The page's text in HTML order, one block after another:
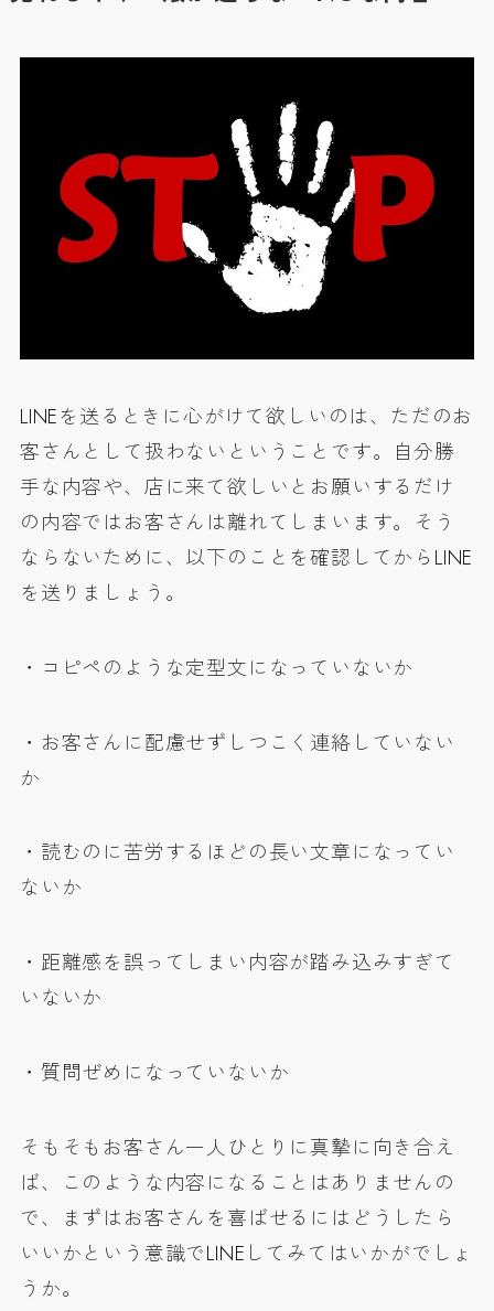
LINEを送るときに心がけて欲しいのは、ただのお
客さんとして扱わないということです。自分勝
手な内容や、店に来て欲しいとお願いするだけ
の内容ではお客さんは離れてしまいます。そう
ならないために、以下のことを確認してからLINE
を送りましょう。
・コピペのような定型文になっていないか
・お客さんに配慮せずしつこく連絡していない
か
・読むのに苦労するほどの長い文章になってい
ないか
・距離感を誤ってしまい内容が踏み込みすぎて
いないか
・質問ぜめになっていないか
そもそもお客さん一人ひとりに真摯に向き合え
ば、このような内容になることはありませんの
で、まずはお客さんを喜ばせるにはどうしたら
いいかという意識でLINEしてみてはいかがでしょ
うか。